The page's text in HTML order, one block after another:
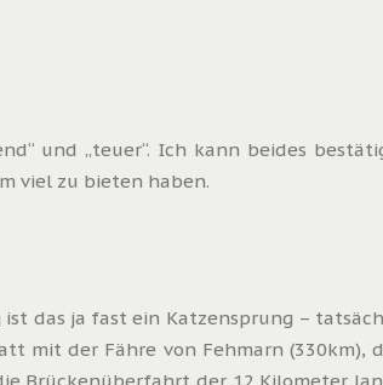
und „teuer“. Ich kann beides
viel zu bieten haben.
das ja fast ein Katzensprung –
mit der Fähre von Fehmarn (330km),